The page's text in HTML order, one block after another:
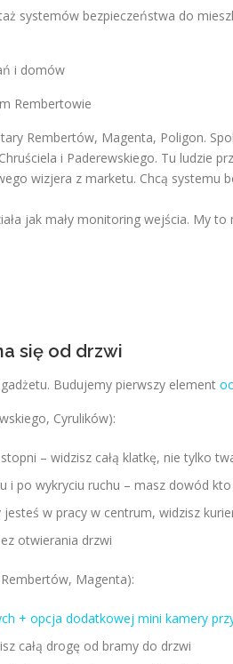
systemów bezpieczeństwa do
i domów
Rembertowie
Rembertów, Magenta, Poligon.
i Paderewskiego. Tu ludzie
wizjera z marketu. Chcą systemu
jak mały monitoring wejścia. My
się od drzwi
Budujemy pierwszy element
Cyrulików):
– widzisz całą klatkę, nie tylko
i po wykryciu ruchu – masz dowód kto
w pracy w centrum, widzisz
otwierania drzwi
Magenta):
+ opcja dodatkowej mini kamery
całą drogę od bramy do drzwi